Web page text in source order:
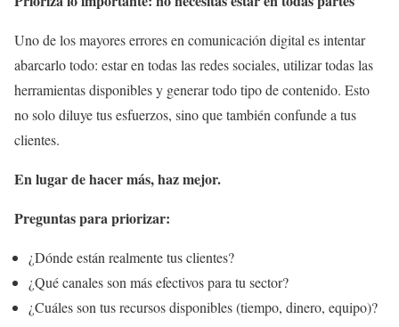
Uno de los mayores errores en comunicación digital es intentar
abarcarlo todo: estar en todas las redes sociales, utilizar todas las
herramientas disponibles y generar todo tipo de contenido. Esto
no solo diluye tus esfuerzos, sino que también confunde a tus
clientes.
En lugar de hacer más, haz mejor.
Preguntas para priorizar:
¿Dónde están realmente tus clientes?
¿Qué canales son más efectivos para tu sector?
¿Cuáles son tus recursos disponibles (tiempo, dinero, equipo)?